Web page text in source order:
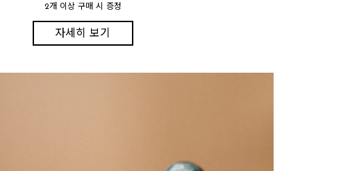
2개 이상 구매 시 증정
자세히 보기